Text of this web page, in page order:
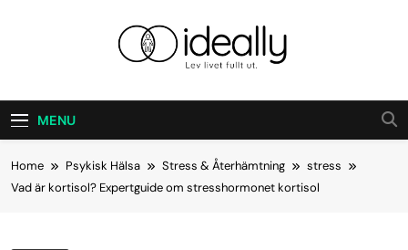
Ideally
MENU
Home Psykisk Hälsa Stress & Återhämtning
stress
Vad är kortisol? Expertguide om stresshormonet kortisol